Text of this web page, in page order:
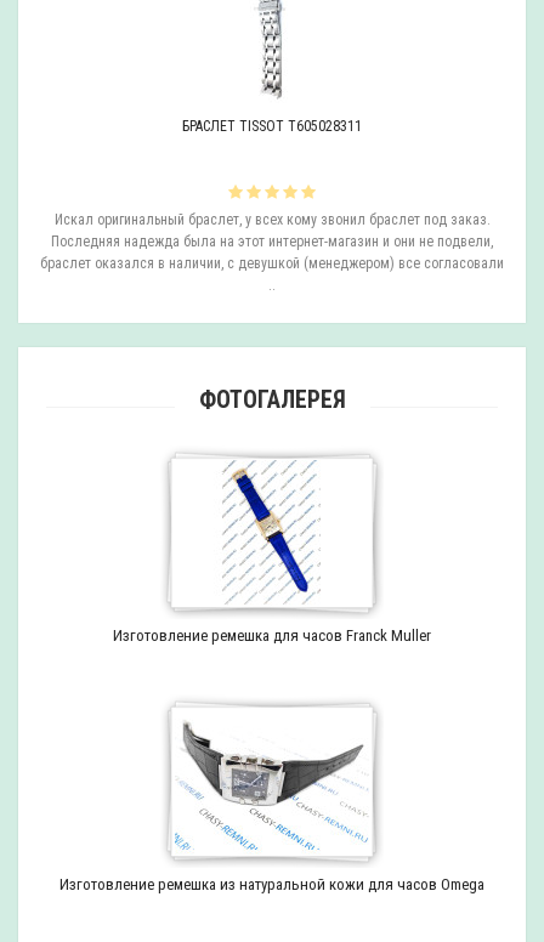
БРАСЛЕТ TISSOT T605028311
Искал оригинальный браслет, у всех кому звонил браслет под заказ.
Последняя надежда была на этот интернет-магазин и они не подвели,
браслет оказался в наличии, с девушкой (менеджером) все согласовали
..
ФОТОГАЛЕРЕЯ
Изготовление ремешка для часов Franck Muller
Изготовление ремешка из натуральной кожи для часов Omega